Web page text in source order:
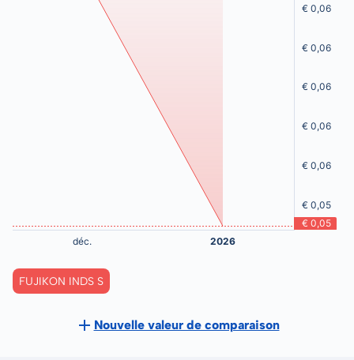
FUJIKON INDS S
Nouvelle valeur de comparaison